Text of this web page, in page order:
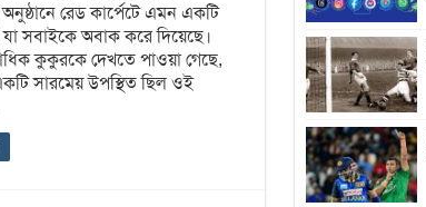
রেড কার্পেটে এমন একটি
সবাইকে অবাক করে দিয়েছে।
কুকুরকে দেখতে পাওয়া গেছে,
সারমেয় উপস্থিত ছিল ওই